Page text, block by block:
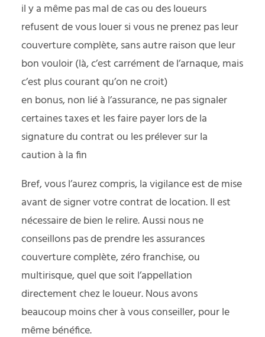
il y a même pas mal de cas ou des loueurs
refusent de vous louer si vous ne prenez pas leur
couverture complète, sans autre raison que leur
bon vouloir (là, c’est carrément de l’arnaque, mais
c’est plus courant qu’on ne croit)
en bonus, non lié à l’assurance, ne pas signaler
certaines taxes et les faire payer lors de la
signature du contrat ou les prélever sur la
caution à la fin
Bref, vous l’aurez compris, la vigilance est de mise
avant de signer votre contrat de location. Il est
nécessaire de bien le relire. Aussi nous ne
conseillons pas de prendre les assurances
couverture complète, zéro franchise, ou
multirisque, quel que soit l’appellation
directement chez le loueur. Nous avons
beaucoup moins cher à vous conseiller, pour le
même bénéfice.